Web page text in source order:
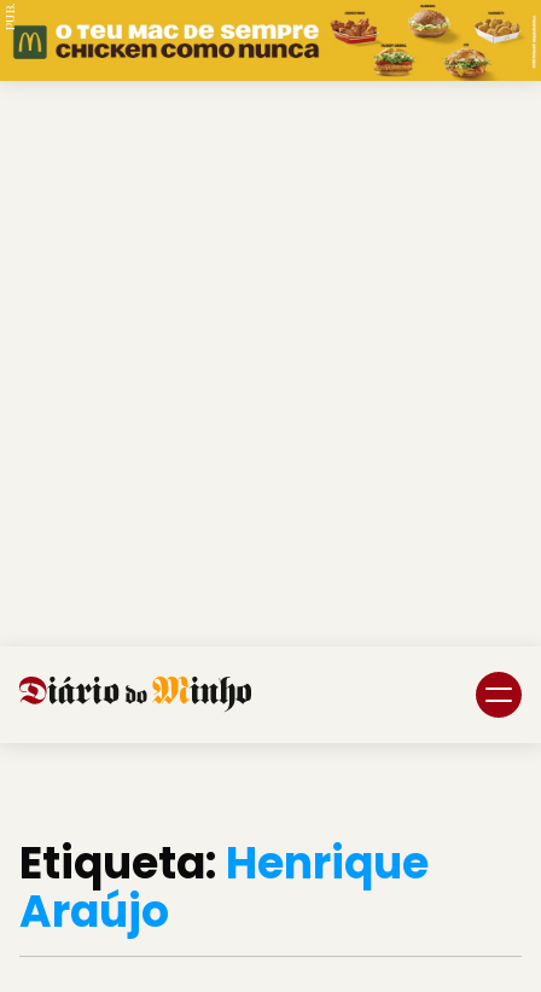
PUB.
Etiqueta: Henrique
Araújo